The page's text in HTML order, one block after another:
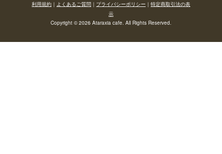
利用規約 ｜ よくあるご質問 ｜ プライバシーポリシー ｜ 特定商取引法の表
示
Copyright © 2026 Ataraxia cafe. All Rights Reserved.